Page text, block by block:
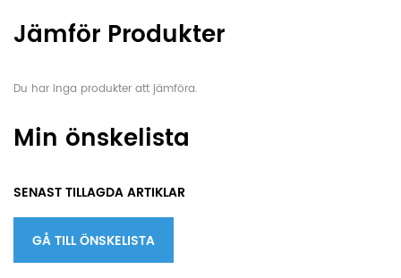
Jämför Produkter
Du har inga produkter att jämföra.
Min önskelista
SENAST TILLAGDA ARTIKLAR
GÅ TILL ÖNSKELISTA